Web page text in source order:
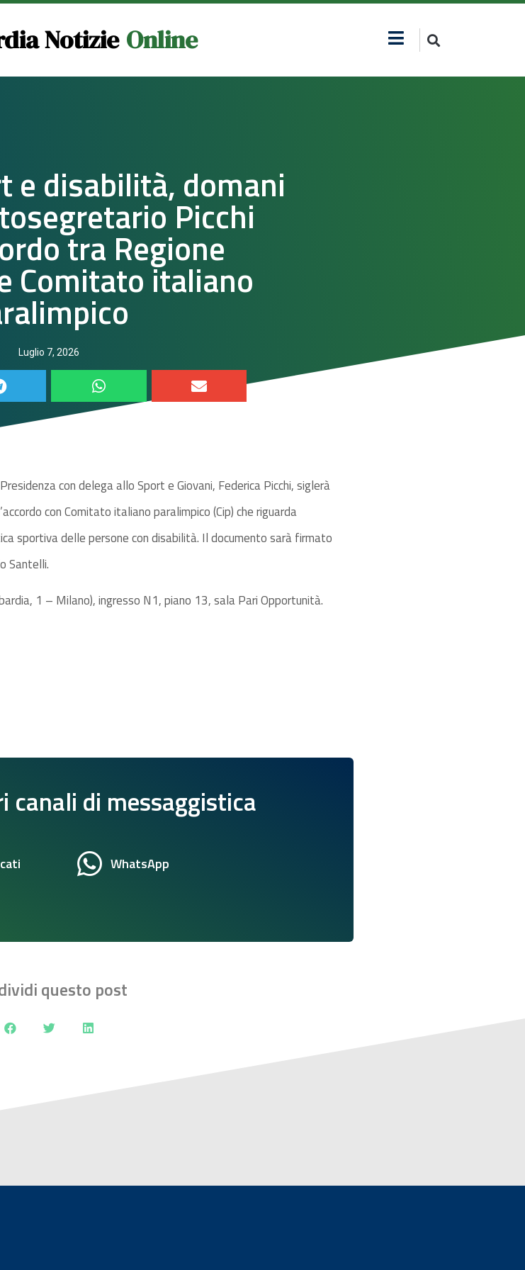
Notizie Online
e disabilità, domani
Picchi
tra Regione
Comitato italiano
Luglio 7, 2026
con delega allo Sport e Giovani, Federica Picchi, siglerà
con Comitato italiano paralimpico (Cip) che riguarda
sportiva delle persone con disabilità. Il documento sarà firmato
Santelli.
1 – Milano), ingresso N1, piano 13, sala Pari Opportunità.
canali di messaggistica
WhatsApp
questo post